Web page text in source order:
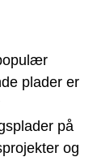
plader er
på
og